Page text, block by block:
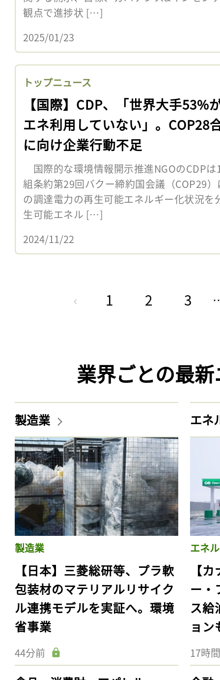
観点で進捗状 […]
2025/01/23
トップニュース
【国際】CDP、「世界大手53%
エネ利用していない」。COP28
に向け企業行動不足
国際的な環境情報開示推進NGOのCDP
組条約第29回バクー締約国会議（COP29
の調達電力の再生可能エネルギー化状況
生可能エネル […]
2024/11/22
1 2 3
業界ごとの最
製造業
製造業
【日本】三菱総研等、プラ軟
包装材のマテリアルリサイク
ル連携モデルを実証へ。環境
省事業
44分前
エネ
エネ
【
ー・
ス給
ョン
17時